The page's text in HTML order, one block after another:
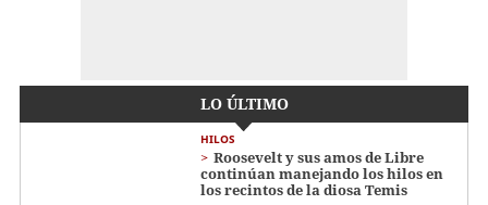
LO ÚLTIMO
HILOS
Roosevelt y sus amos de Libre
continúan manejando los hilos en
los recintos de la diosa Temis